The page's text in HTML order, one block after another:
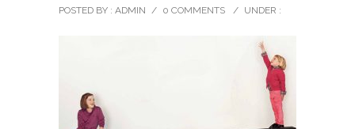
POSTED BY : ADMIN / 0 COMMENTS / UNDER :